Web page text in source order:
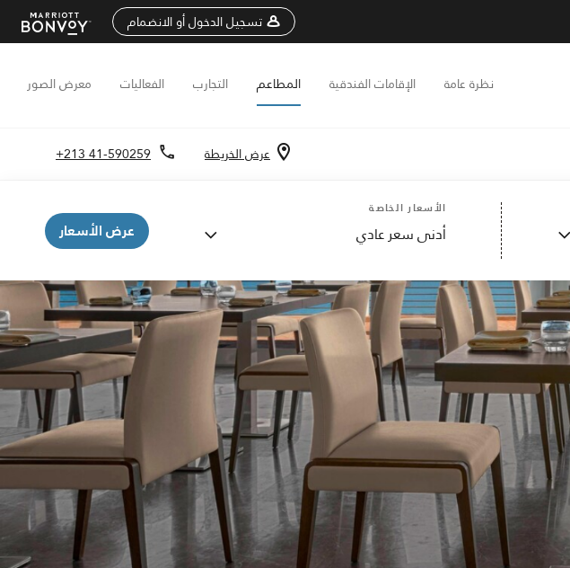
تسجيل الدخول أو الانضمام
نظرة عامة الإقامات الفندقية المطاعم التجارب الفعاليات معرض الصور
عرض الخريطة +213 41-590259
الأسعار الخاصة
أدنى سعر عادي عرض الأسعار